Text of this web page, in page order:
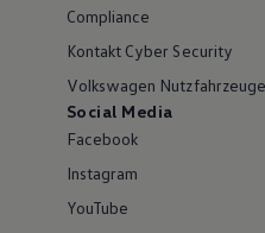
Compliance
Kontakt Cyber Security
Volkswagen Nutzfahrzeuge
Social Media
Facebook
Instagram
YouTube